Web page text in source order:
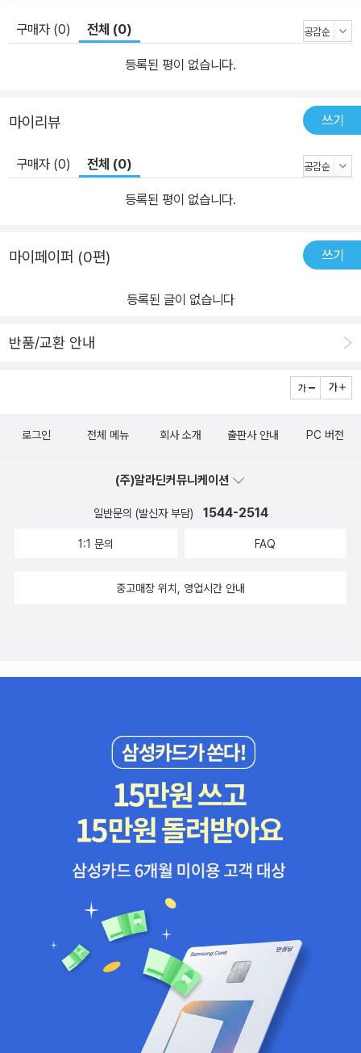
구매자 (0) 전체 (0)
등록된 평이 없습니다.
마이리뷰 쓰기
구매자 (0) 전체 (0)
등록된 평이 없습니다.
마이페이퍼 (0편) 쓰기
등록된 글이 없습니다
반품/교환 안내
로그인 전체 메뉴 회사 소개 출판사 안내 PC 버전
(주)알라딘커뮤니케이션
일반문의 (발신자 부담) 1544-2514
1:1 문의 FAQ
중고매장 위치, 영업시간 안내